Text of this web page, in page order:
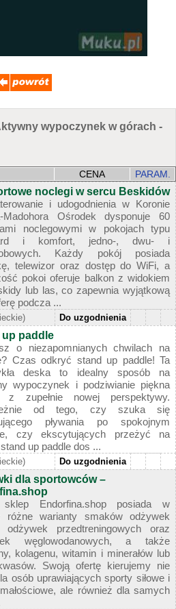
wypoczynek w górach -
CENA PARAM.
noclegi w sercu Beskidów
i udogodnienia w Koronie
Madohora Ośrodek dysponuje 60
noclegowymi w pokojach typu
i komfort, jedno-, dwu- i
Każdy pokój posiada
telewizor oraz dostęp do WiFi, a
pokoi oferuje balkon z widokiem
lub las, co zapewnia wyjątkową
podcza ...
Do uzgodnienia
paddle
o niezapomnianych chwilach na
Czas odkryć stand up paddle! Ta
deska to idealny sposób na
wypoczynek i podziwianie piękna
z zupełnie nowej perspektywy.
od tego, czy szuka się
pływania po spokojnym
czy ekscytujących przeżyć na
up paddle dos ...
Do uzgodnienia
dla sportowców –
Endorfina.shop posiada w
różne warianty smaków odżywek
odżywek przedtreningowych oraz
węglowodanowych, a także
kolagenu, witamin i minerałów lub
Swoją ofertę kierujemy nie
osób uprawiających sporty siłowe i
ale również dla samych